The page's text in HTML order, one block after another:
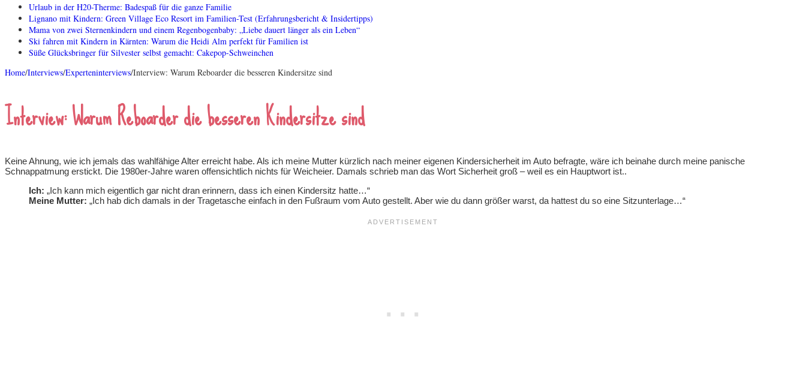
Urlaub in der H20-Therme: Badespaß für die ganze Familie
Lignano mit Kindern: Green Village Eco Resort im Familien-Test (Erfahrungsbericht & Insidertipps)
Mama von zwei Sternenkindern und einem Regenbogenbaby: „Liebe dauert länger als ein Leben“
Ski fahren mit Kindern in Kärnten: Warum die Heidi Alm perfekt für Familien ist
Süße Glücksbringer für Silvester selbst gemacht: Cakepop-Schweinchen
Home/Interviews/Experteninterviews/Interview: Warum Reboarder die besseren Kindersitze sind
Interview: Warum Reboarder die besseren Kindersitze sind
Keine Ahnung, wie ich jemals das wahlfähige Alter erreicht habe. Als ich meine Mutter kürzlich nach meiner eigenen Kindersicherheit im Auto befragte, wäre ich beinahe durch meine panische
Schnappatmung erstickt. Die 1980er-Jahre waren offensichtlich nichts für Weicheier. Damals schrieb man das Wort Sicherheit groß – weil es ein Hauptwort ist..
Ich: „Ich kann mich eigentlich gar nicht dran erinnern, dass ich einen Kindersitz hatte…“
Meine Mutter: „Ich hab dich damals in der Tragetasche einfach in den Fußraum vom Auto gestellt. Aber wie du dann größer warst, da hattest du so eine Sitzunterlage…“